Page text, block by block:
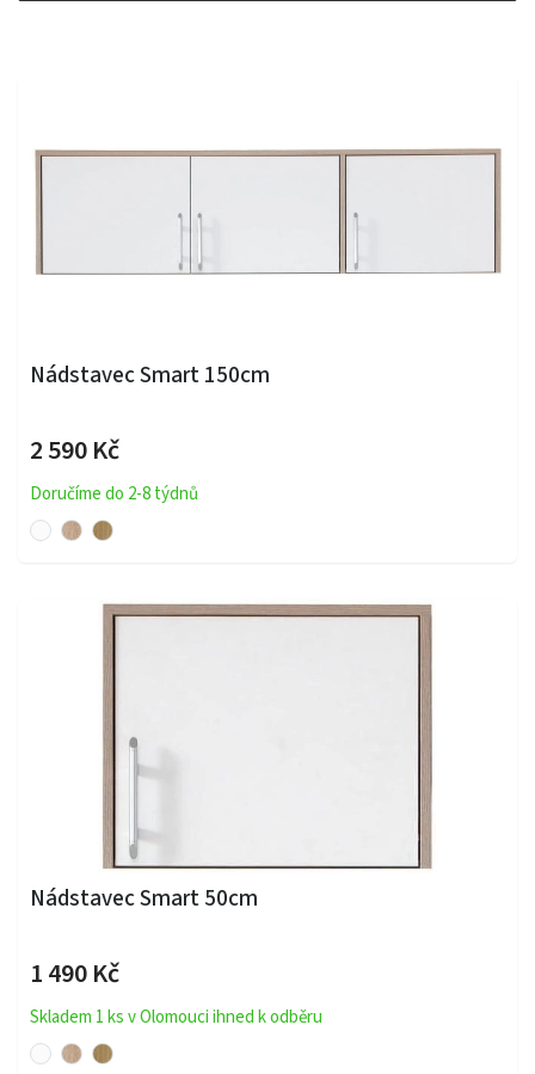
Nádstavec Smart 150cm
2 590 Kč
Doručíme do 2-8 týdnů
Nádstavec Smart 50cm
1 490 Kč
Skladem 1 ks v Olomouci ihned k odběru